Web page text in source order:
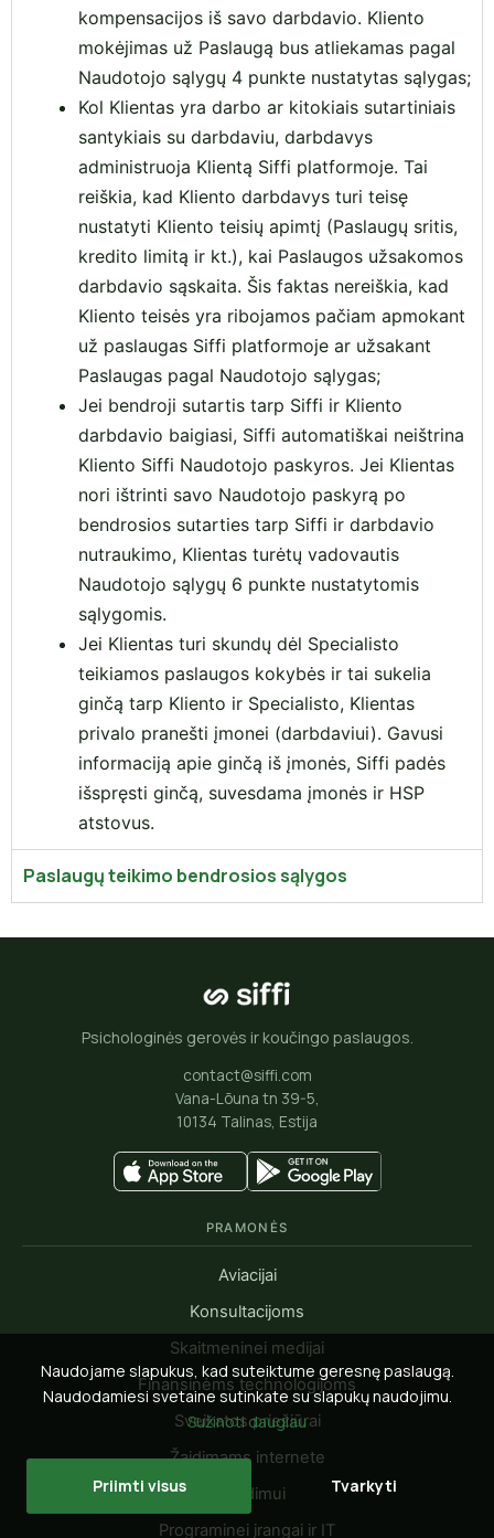
kompensacijos iš savo darbdavio. Kliento
mokėjimas už Paslaugą bus atliekamas pagal
Naudotojo sąlygų 4 punkte nustatytas sąlygas;
Kol Klientas yra darbo ar kitokiais sutartiniais
santykiais su darbdaviu, darbdavys
administruoja Klientą Siffi platformoje. Tai
reiškia, kad Kliento darbdavys turi teisę
nustatyti Kliento teisių apimtį (Paslaugų sritis,
kredito limitą ir kt.), kai Paslaugos užsakomos
darbdavio sąskaita. Šis faktas nereiškia, kad
Kliento teisės yra ribojamos pačiam apmokant
už paslaugas Siffi platformoje ar užsakant
Paslaugas pagal Naudotojo sąlygas;
Jei bendroji sutartis tarp Siffi ir Kliento
darbdavio baigiasi, Siffi automatiškai neištrina
Kliento Siffi Naudotojo paskyros. Jei Klientas
nori ištrinti savo Naudotojo paskyrą po
bendrosios sutarties tarp Siffi ir darbdavio
nutraukimo, Klientas turėtų vadovautis
Naudotojo sąlygų 6 punkte nustatytomis
sąlygomis.
Jei Klientas turi skundų dėl Specialisto
teikiamos paslaugos kokybės ir tai sukelia
ginčą tarp Kliento ir Specialisto, Klientas
privalo pranešti įmonei (darbdaviui). Gavusi
informaciją apie ginčą iš įmonės, Siffi padės
išspręsti ginčą, suvesdama įmonės ir HSP
atstovus.
Paslaugų teikimo bendrosios sąlygos
Psichologinės gerovės ir koučingo paslaugos.
contact@siffi.com
Vana-Lõuna tn 39-5,
10134 Talinas, Estija
PRAMONĖS
Aviacijai
Konsultacijoms
Skaitmeninei medijai
Finansinėms technologijoms
Sveikatos priežiūrai
Žaidimams internete
Draudimui
Programinei įrangai ir IT
Naudojame slapukus, kad suteiktume geresnę paslaugą.
Naudodamiesi svetaine sutinkate su slapukų naudojimu.
Sužinoti daugiau
Priimti visus Tvarkyti